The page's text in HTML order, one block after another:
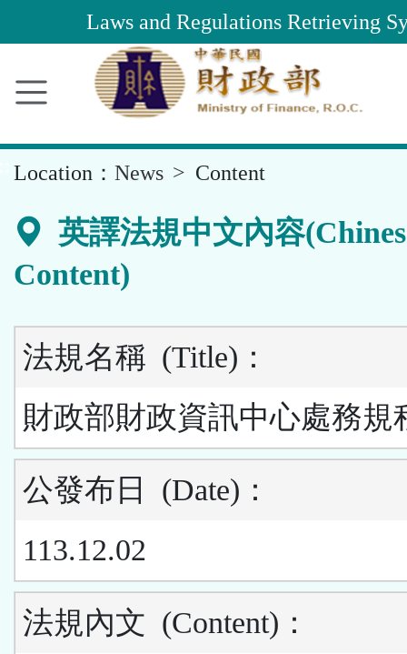
Content
Laws and Regulations Retrieving
Location： News Content
英譯法規中文內容
Content)
法規名稱 (Title) ：
財政部財政資訊中心處務規
公發布日 (Date) ：
113.12.02
法規內文 (Content) ：